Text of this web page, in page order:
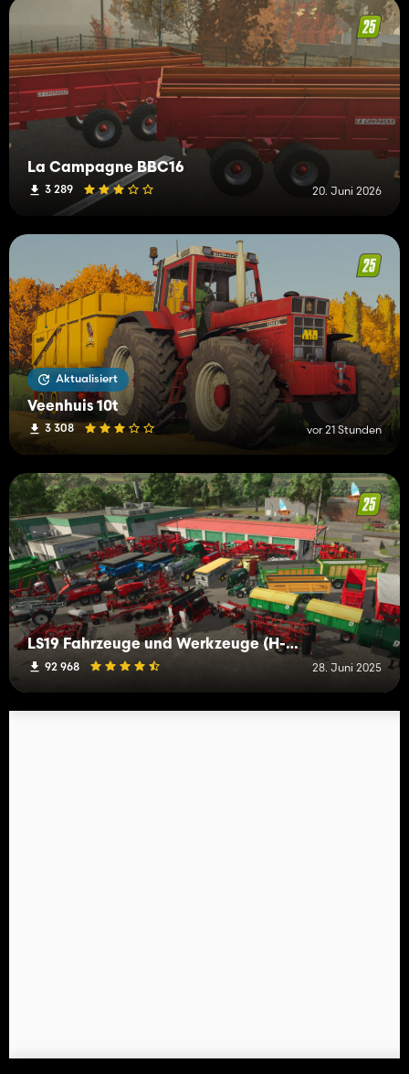
La Campagne BBC16
3 289 20. Juni 2026
Aktualisiert
Veenhuis 10t
3 308 vor 21 Stunden
LS19 Fahrzeuge und Werkzeuge (H-K)
92 968 28. Juni 2025